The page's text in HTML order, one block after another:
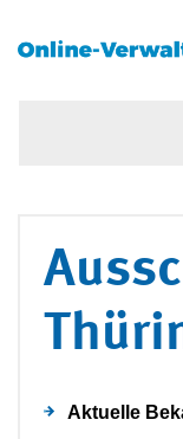
Aktuelle